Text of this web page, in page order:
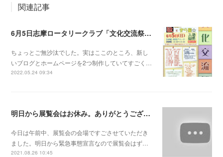
関連記事
6月5日志摩ロータリークラブ「文化交流祭」だよ！
ちょっとご無沙汰でした。実はここのところ、新し
いブログとホームページを2つ制作していてすごく…
2022.05.24 09:34
明日から展覧会はお休み。ありがとうございました！／ステキな動画💖
今日は午前中、展覧会の会場ですごさせていただき
ました。明日から緊急事態宣言なので展覧会はず…
2021.08.26 10:45